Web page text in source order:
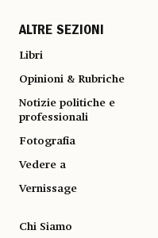
ALTRE SEZIONI
Libri
Opinioni & Rubriche
Notizie politiche e
professionali
Fotografia
Vedere a
Vernissage
Chi Siamo